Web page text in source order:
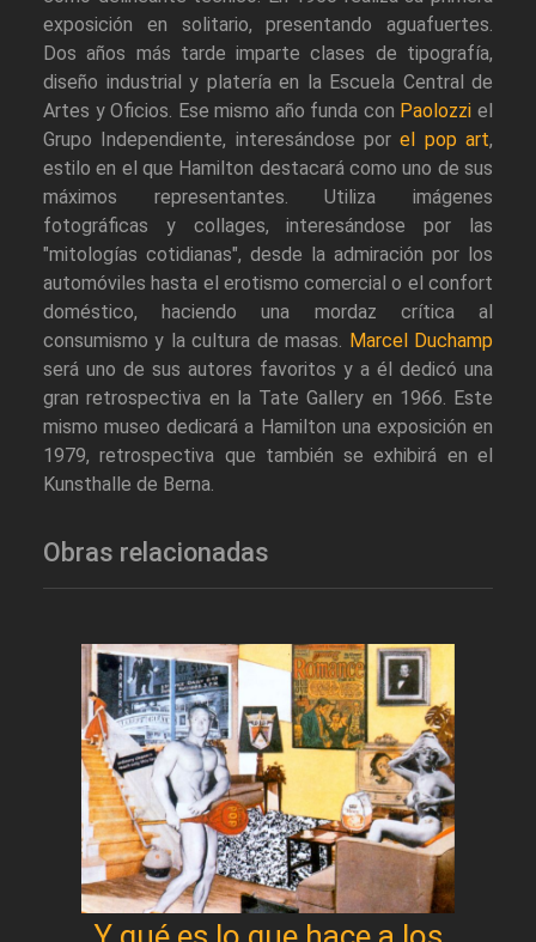
exposición en solitario, presentando aguafuertes.
Dos años más tarde imparte clases de tipografía,
diseño industrial y platería en la Escuela Central de
Artes y Oficios. Ese mismo año funda con Paolozzi el
Grupo Independiente, interesándose porel pop art,
estilo en el que Hamilton destacará como uno de sus
máximos representantes. Utiliza imágenes
fotográficas y collages, interesándose por las
"mitologías cotidianas", desde la admiración por los
automóviles hasta el erotismo comercial o el confort
doméstico, haciendo una mordaz crítica al
consumismo y la cultura de masas. Marcel Duchamp
será uno de sus autores favoritos y a él dedicó una
gran retrospectiva en la Tate Gallery en 1966. Este
mismo museo dedicará a Hamilton una exposición en
1979, retrospectiva que también se exhibirá en el
Kunsthalle de Berna.
Obras relacionadas